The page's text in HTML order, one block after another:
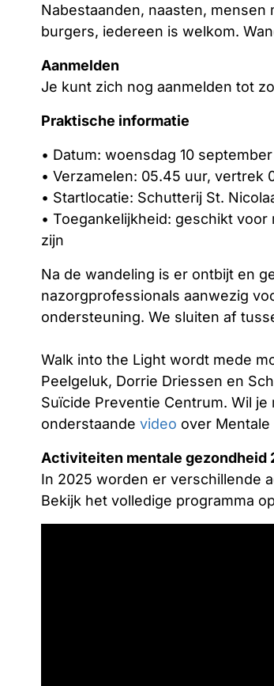
Nabestaanden, naasten,
burgers, iedereen is welkom.
Aanmelden
Je kunt zich nog aanmelden tot
Praktische informatie
• Datum: woensdag 10
• Verzamelen: 05.45 uur, vertrek
• Startlocatie: Schutterij St.
• Toegankelijkheid: geschikt
zijn
Na de wandeling is er ontbijt en
nazorgprofessionals aanwezig
ondersteuning. We sluiten af
Walk into the Light wordt mede
Peelgeluk, Dorrie Driessen en
Suïcide Preventie Centrum. Wil
onderstaande video over Mentale
Activiteiten mentale gezondheid
In 2025 worden er verschillende
Bekijk het volledige programma